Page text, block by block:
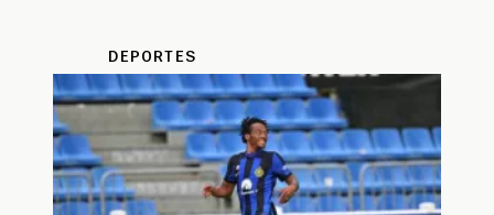
DEPORTES